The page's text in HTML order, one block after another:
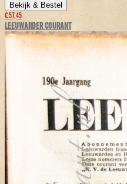
Bekijk & Bestel
€ 57,45
LEEUWARDER COURANT